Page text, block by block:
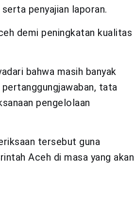
penyajian laporan.
demi peningkatan kualitas
bahwa masih banyak
tata
pengelolaan
tersebut guna
Aceh di masa yang akan